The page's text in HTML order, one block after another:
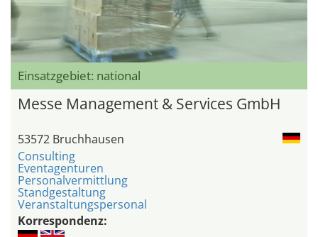
Einsatzgebiet: national
Messe Management & Services GmbH
53572 Bruchhausen
Consulting
Eventagenturen
Personalvermittlung
Standgestaltung
Veranstaltungspersonal
Korrespondenz: